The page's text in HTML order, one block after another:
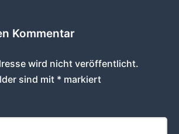
Kommentar
wird nicht veröffentlicht.
sind mit * markiert